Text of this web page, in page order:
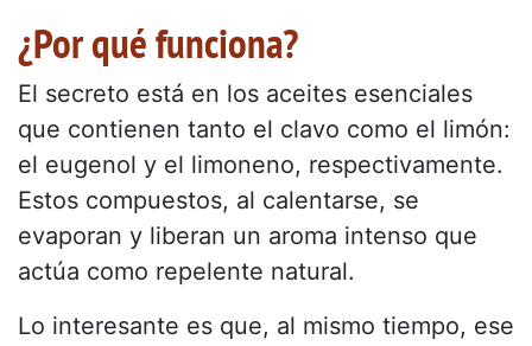
¿Por qué funciona?
El secreto está en los aceites esenciales
que contienen tanto el clavo como el limón:
el eugenol y el limoneno, respectivamente.
Estos compuestos, al calentarse, se
evaporan y liberan un aroma intenso que
actúa como repelente natural.
Lo interesante es que, al mismo tiempo, ese